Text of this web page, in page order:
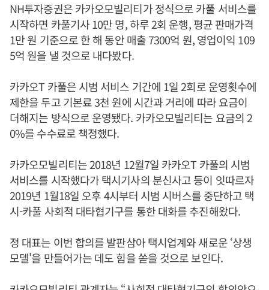
NH투자증권은 카카오모빌리티가 정식으로 카풀 서비스를
시작하면 카풀기사 10만 명, 하루 2회 운행, 평균 판매가격
1만 원 기준으로 한 해 동안 매출 7300억 원, 영업이익 109
5억 원을 낼 것으로 내다봤다.
카카오T 카풀은 시범 서비스 기간에 1일 2회로 운영횟수에
제한을 두고 기본료 3천 원에 시간과 거리에 따라 요금이
더해지는 방식으로 운영됐다. 카카오모빌리티는 요금의 2
0%를 수수료로 책정했다.
카카오모빌리티는 2018년 12월7일 카카오T 카풀의 시범
서비스를 시작했다가 택시기사의 분신사고 등이 잇따르자
2019년 1월18일 오후 4시부터 시범 시버스를 중단하고 택
시-카풀 사회적 대타협기구를 통한 대화를 추진해왔다.
정 대표는 이번 합의를 발판삼아 택시업계와 새로운 ‘상생
모델'을 만들어가는 데도 힘을 쏟을 것으로 보인다.